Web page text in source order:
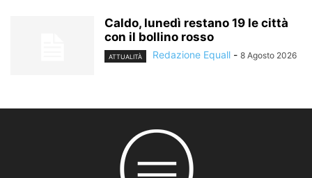
Caldo, lunedì restano 19 le città
con il bollino rosso
ATTUALITÀ Redazione Equall - 8 Agosto 2026